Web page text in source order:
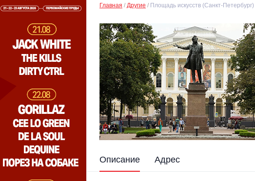
Главная Другие Площадь искусств (Санкт-Петербург)
Описание Адрес